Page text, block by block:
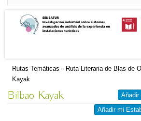
Rutas Temáticas » Ruta Literaria de Blas de
Kayak
Añadir
Añadir mi
Bilbao Kayak